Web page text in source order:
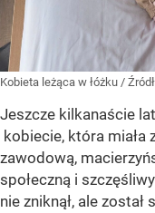
Kobieta leżąca w łóżku /
Jeszcze kilkanaście
kobiecie, która miała
zawodową,
społeczną i
nie zniknął, ale